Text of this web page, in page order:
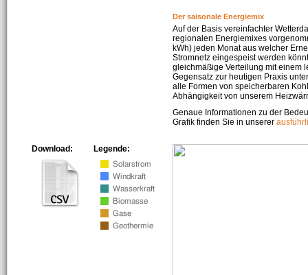
Der saisonale Energiemix
Auf der Basis vereinfachter
regionalen Energiemixes
kWh) jeden Monat aus welcher
Stromnetz eingespeist werden
gleichmäßige Verteilung mit einem
Gegensatz zur heutigen Praxis
alle Formen von speicherbaren
Abhängigkeit von unserem
Genaue Informationen zu der
Grafik finden Sie in unserer
Legende:
Download: